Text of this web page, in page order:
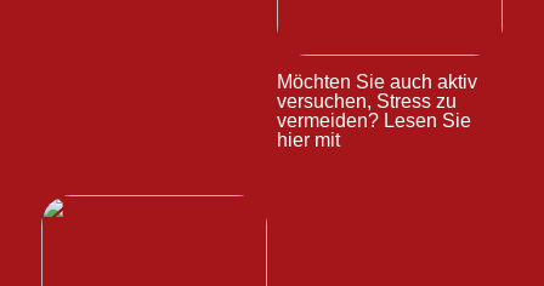
Möchten Sie auch aktiv
versuchen, Stress zu
vermeiden? Lesen Sie
hier mit